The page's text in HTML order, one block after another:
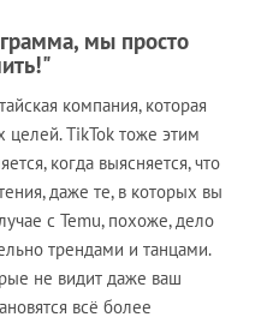
мы просто
компания, которая
целей. TikTok тоже этим
когда выясняется, что
даже те, в которых вы
с Temu, похоже, дело
трендами и танцами.
не видит даже ваш
всё более